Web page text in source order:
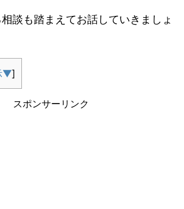
談も踏まえてお話していきましょ
▼]
スポンサーリンク